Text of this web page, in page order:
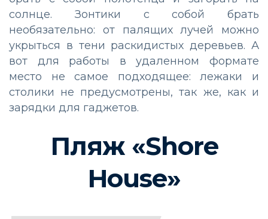
солнце. Зонтики с собой брать
необязательно: от палящих лучей можно
укрыться в тени раскидистых деревьев. А
вот для работы в удаленном формате
место не самое подходящее: лежаки и
столики не предусмотрены, так же, как и
зарядки для гаджетов.
Пляж «Shore
House»